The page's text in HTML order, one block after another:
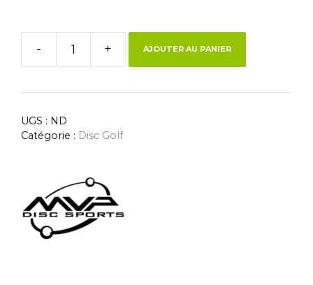
- + AJOUTER AU PANIER
UGS : ND
Catégorie : Disc Golf